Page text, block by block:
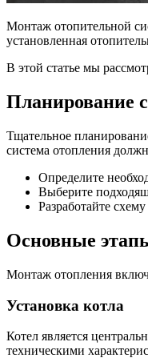
Монтаж отопительной
установленная
В этой статье мы
Планирование
Тщательное
система отопления
Определите
Выберите
Разработайте
Основные
Монтаж отопления
Установка котла
Котел является
техническими